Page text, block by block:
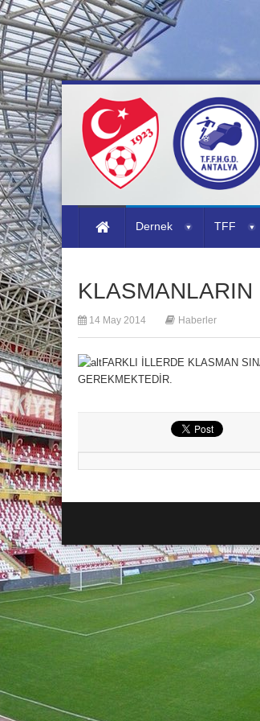
Dernek TFF
KLASMANLARIN
14 May 2014 Haberler
FARKLI İLLERDE KLASMAN
GEREKMEKTEDİR.